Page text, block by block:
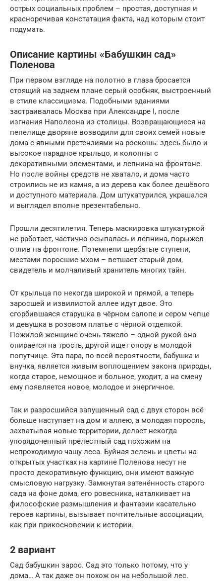
острых социальных проблем – простая, доступная и
красноречивая констатация факта, над которым стоит
подумать.
Описание картины «Бабушкин сад»
Поленова
При первом взгляде на полотно в глаза бросается
стоящий на заднем плане серый особняк, выстроенный
в стиле классицизма. Подобными зданиями
застраивалась Москва при Александре I, после
изгнания Наполеона из столицы. Возвращающиеся на
пепелище дворяне возводили для своих семей новые
дома с явными претензиями на роскошь: здесь было и
высокое парадное крыльцо, и колонны с
декоративными элементами, и лепнина на фронтоне.
Но после войны средств не хватало, и дома часто
строились не из камня, а из дерева как более дешёвого
и доступного материала. Дом штукатурился, украшался
и выглядел вполне презентабельно.
Прошли десятилетия. Теперь маскировка штукатуркой
не работает, частично осыпалась и лепнина, порыжел
отлив на фронтоне. Потемнели щербатые ступени,
местами поросшие мхом – ветшает старый дом,
свидетель и молчаливый хранитель многих тайн.
От крыльца по некогда широкой и прямой, а теперь
заросшей и извилистой аллее идут двое. Это
сгорбившаяся старушка в чёрном салопе и сером чепце
и девушка в розовом платье с чёрной отделкой.
Пожилой женщине очень тяжело – одной рукой она
опирается на трость, другой ищет опору в молодой
попутчице. Эта пара, по всей вероятности, бабушка и
внучка, является живым воплощением закона природы,
когда старое, немощное и больное, уходит, а на смену
ему появляется новое, молодое и энергичное.
Так и разросшийся запущенный сад с двух сторон всё
больше наступает на дом и аллею, а молодая поросль,
захватывая новые территории, делает некогда
упорядоченный прелестный сад похожим на
непроходимую чащу леса. Буйная зелень и цветы на
открытых участках на картине Поленова несут не
просто декоративную функцию, они имеют важную
смысловую нагрузку. Замкнутая затенённость старого
сада на фоне дома, его ровесника, наталкивает на
философские размышления и фантазии касательно
героев картины, вызывает почтительные ассоциации,
как при прикосновении к истории.
2 вариант
Сад бабушкин зарос. Сад это только потому, что у
дома… А так даже он похож он на небольшой лес.